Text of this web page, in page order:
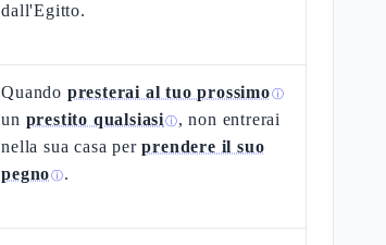
dall'Egitto.
Quando presterai al tuo prossimoⓘ
un prestito qualsiasiⓘ, non entrerai
nella sua casa perprendere il suo
pegnoⓘ.